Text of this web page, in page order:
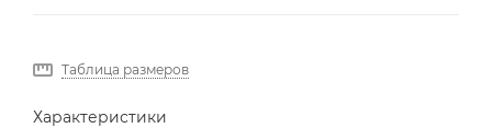
Таблица размеров
Характеристики